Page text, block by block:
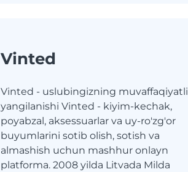
Vinted
Vinted - uslubingizning muvaffaqiyatli
yangilanishi Vinted - kiyim-kechak,
poyabzal, aksessuarlar va uy-ro'zg'or
buyumlarini sotib olish, sotish va
almashish uchun mashhur onlayn
platforma. 2008 yilda Litvada Milda